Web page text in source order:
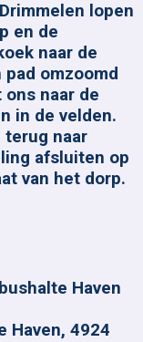
lopen
en de
naar de
omzoomd
naar de
in de velden.
terug naar
afsluiten op
van het dorp.
Haven
Haven, 4924